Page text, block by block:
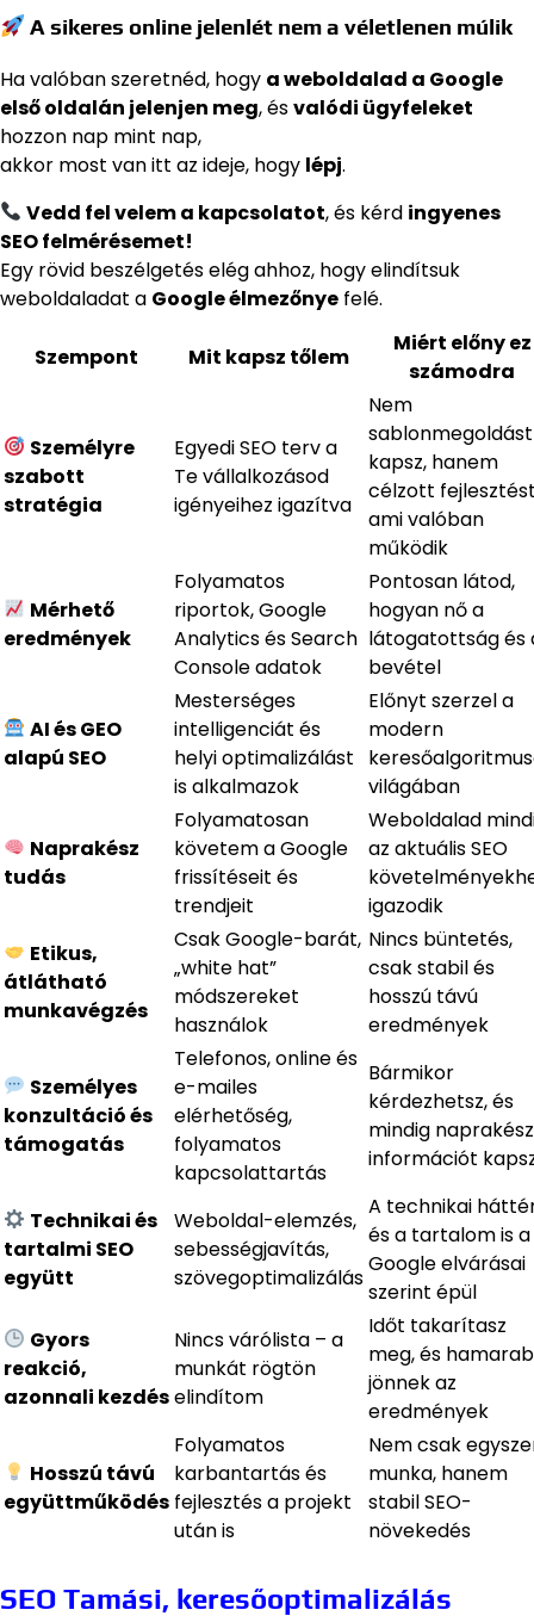
A sikeres online jelenlét nem a véletlenen múlik
Ha valóban szeretnéd, hogy a weboldalad a Google
első oldalán jelenjen meg, ésvalódi ügyfeleket
hozzon nap mint nap,
akkor most van itt az ideje, hogy lépj.
Vedd fel velem a kapcsolatot, és kérd ingyenes
SEO felmérésemet!
Egy rövid beszélgetés elég ahhoz, hogy elindítsuk
weboldaladat a Google élmezőnye felé.
Szempont Mit kapsz tőlem
Miért előny ez
számodra
Személyre
szabott
stratégia
Egyedi SEO terv a
Te vállalkozásod
igényeihez igazítva
Nem
sablonmegoldást
kapsz, hanem
célzott
ami valóban
működik
Mérhető
eredmények
Folyamatos
riportok, Google
Analytics és Search
Console adatok
Pontosan látod,
hogyan nő a
látogatottság és
bevétel
AI és GEO
alapú SEO
Mesterséges
intelligenciát és
helyi optimalizálást
is alkalmazok
Előnyt szerzel a
modern
világában
Naprakész
tudás
Folyamatosan
követem a Google
frissítéseit és
trendjeit
Weboldalad
az aktuális SEO
igazodik
Etikus,
átlátható
munkavégzés
Csak Google-barát,
„white hat”
módszereket
használok
Nincs büntetés,
csak stabil és
hosszú távú
eredmények
Személyes
konzultáció és
támogatás
Telefonos, online és
e-mailes
elérhetőség,
folyamatos
kapcsolattartás
Bármikor
kérdezhetsz, és
mindig naprakész
információt
Technikai és
tartalmi SEO
együtt
Weboldal-elemzés,
sebességjavítás,
szövegoptimalizálás
A technikai
és a tartalom is a
Google elvárásai
szerint épül
Gyors
reakció,
azonnali kezdés
Nincs várólista – a
munkát rögtön
elindítom
Időt takarítasz
meg, és
jönnek az
eredmények
Hosszú távú
együttműködés
Folyamatos
karbantartás és
fejlesztés a projekt
után is
Nem csak
munka, hanem
stabil SEO-
növekedés
SEO Tamási, keresőoptimalizálás